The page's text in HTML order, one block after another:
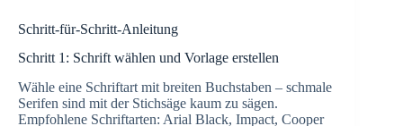
Schritt-für-Schritt-Anleitung
Schritt 1: Schrift wählen und Vorlage erstellen
Wähle eine Schriftart mit breiten Buchstaben – schmale
Serifen sind mit der Stichsäge kaum zu sägen.
Empfohlene Schriftarten: Arial Black, Impact, Cooper